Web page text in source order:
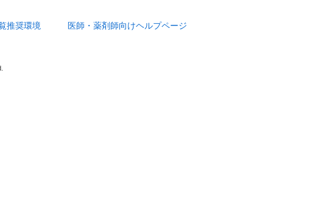
推奨環境
医師・薬剤師向けヘルプページ